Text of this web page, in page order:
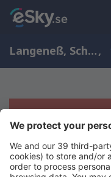
Langeneß, Schleswig-Holstein, Tyskland,
Tyvärr, inga
Försök att söka med